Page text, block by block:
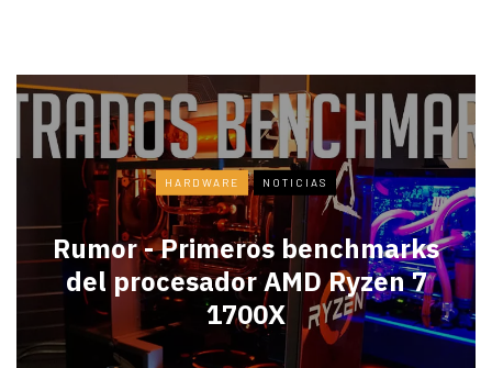
HARDWARE NOTICIAS
Rumor - Primeros benchmarks
del procesador AMD Ryzen 7
1700X